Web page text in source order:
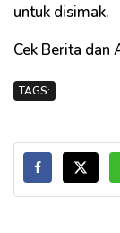
untuk disimak.
Cek Berita dan
TAGS: